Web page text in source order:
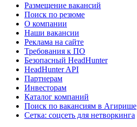
Размещение вакансий
Поиск по резюме
О компании
Наши вакансии
Реклама на сайте
Требования к ПО
Безопасный HeadHunter
HeadHunter API
Партнерам
Инвесторам
Каталог компаний
Поиск по вакансиям в Агирише
Сетка: соцсеть для нетворкинга